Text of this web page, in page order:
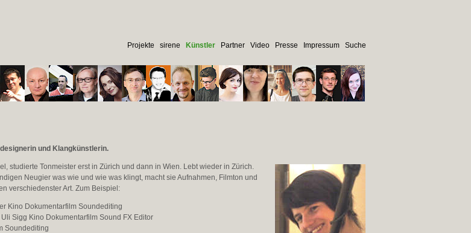
Projekte sirene Künstler Partner Video Presse Impressum Suche
und Klangkünstlerin.
studierte Tonmeister erst in Zürich und dann in Wien. Lebt wieder in Zürich.
Neugier was wie und wie was klingt, macht sie Aufnahmen, Filmton und
verschiedenster Art. Zum Beispiel:
Kino Dokumentarfilm Soundediting
Sigg Kino Dokumentarfilm Sound FX Editor
Soundediting